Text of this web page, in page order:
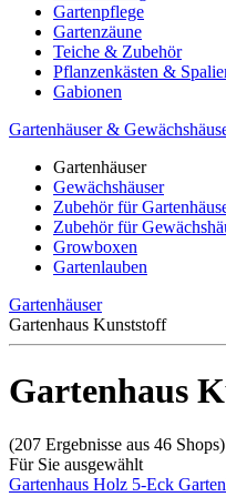
Gartenpflege
Gartenzäune
Teiche & Zubehör
Pflanzenkästen &
Gabionen
Gartenhäuser &
Gartenhäuser
Gewächshäuser
Zubehör für
Zubehör für
Growboxen
Gartenlauben
Gartenhäuser
Gartenhaus Kunststoff
Gartenhaus
(207 Ergebnisse aus 46 Shops)
Für Sie ausgewählt
Gartenhaus Holz 5-Eck